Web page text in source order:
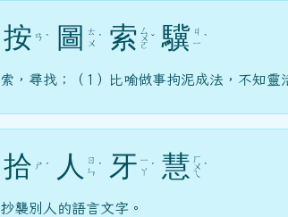
按 ㄢ ˋ 圖
ㄊ
ㄨ ˊ 索 ㄙ
ㄨ
ㄛ
ˇ 驥 ㄐ
ㄧ ˋ
索，尋找；（1）比喻做事拘泥成法，不知靈
拾 ㄕ ˊ 人
ㄖ
ㄣ ˊ 牙 ㄧ
ㄚ ˊ 慧 ㄏ
ㄨ
ㄟ
ˋ
抄襲別人的語言文字。